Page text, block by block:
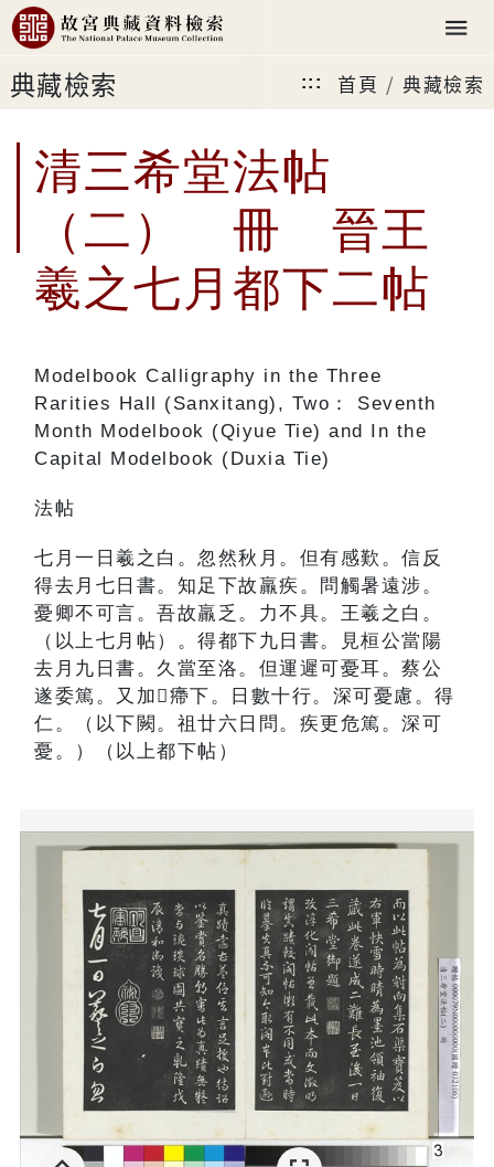
典藏檢索 ::: 首頁 典藏檢索
清三希堂法帖
（二） 冊 晉王
羲之七月都下二帖
Modelbook Calligraphy in the Three
Rarities Hall (Sanxitang), Two： Seventh
Month Modelbook (Qiyue Tie) and In the
Capital Modelbook (Duxia Tie)
法帖
七月一日羲之白。忽然秋月。但有感歎。信反
得去月七日書。知足下故羸疾。問觸暑遠涉。
憂卿不可言。吾故羸乏。力不具。王羲之白。
（以上七月帖）。得都下九日書。見桓公當陽
去月九日書。久當至洛。但運遲可憂耳。蔡公
遂委篤。又加㿃下。日數十行。深可憂慮。得
仁。（以下闕。祖廿六日問。疾更危篤。深可
憂。）（以上都下帖）